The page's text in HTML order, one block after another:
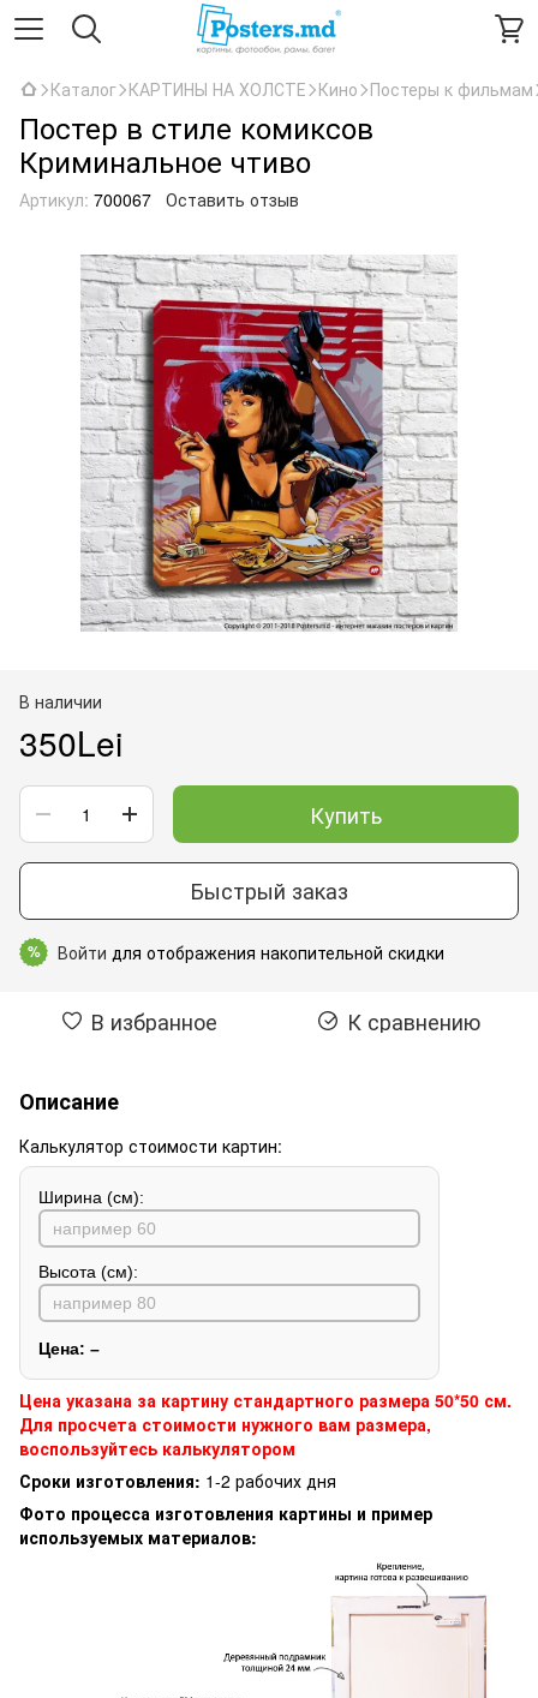
Каталог КАРТИНЫ НА ХОЛСТЕ Кино Постеры к фильмам
Постер в стиле комиксов
Криминальное чтиво
Артикул: 700067 Оставить отзыв
В наличии
350Lei
Купить
Быстрый заказ
% Войти для отображения накопительной скидки
В избранное К сравнению
Описание
Калькулятор стоимости картин:
Ширина (см):
Высота (см):
Цена: –
Цена указана за картину стандартного размера 50*50 см.
Для просчета стоимости нужного вам размера,
воспользуйтесь калькулятором
Сроки изготовления: 1-2 рабочих дня
Фото процесса изготовления картины и пример
используемых материалов: